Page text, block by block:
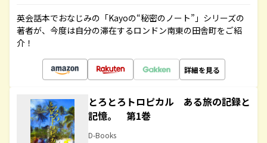
英会話本でおなじみの「Kayoの“秘密のノート”」シリーズの
著者が、今度は自分の滞在するロンドン南東の田舎町をご紹
介！
詳細を見る
とろとろトロピカル ある旅の記録と
記憶。 第1巻
D-Books